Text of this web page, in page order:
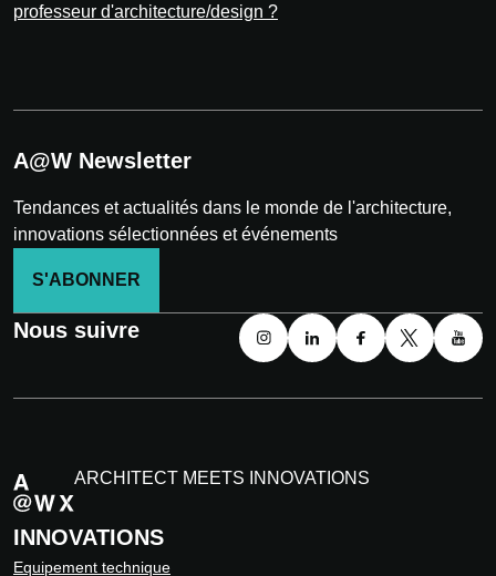
professeur d'architecture/design ?
A@W Newsletter
Tendances et actualités dans le monde de l'architecture,
innovations sélectionnées et événements
S'ABONNER
Nous suivre
ARCHITECT MEETS INNOVATIONS
INNOVATIONS
Equipement technique